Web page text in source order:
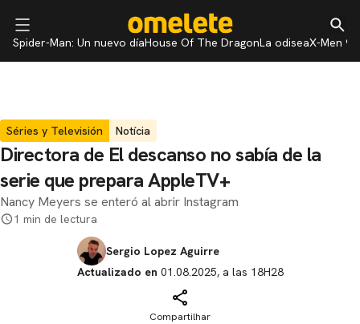
Spider-Man: Un nuevo díaHouse Of The DragonLa odiseaX-Men 97
Séries y Televisión Notícia
Directora de El descanso no sabía de la
serie que prepara AppleTV+
Nancy Meyers se enteró al abrir Instagram
1 min de lectura
Sergio Lopez Aguirre
Actualizado en 01.08.2025, a las 18H28
Compartilhar